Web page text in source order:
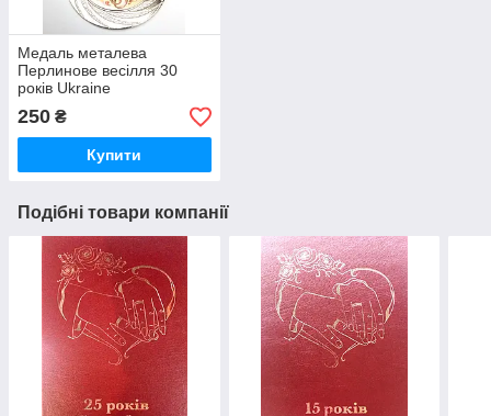
Медаль металева
Перлинове весілля 30
років Ukraine
250 ₴
Купити
Подібні товари компанії